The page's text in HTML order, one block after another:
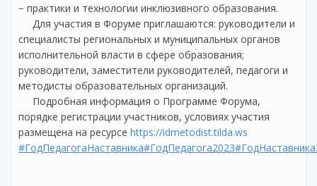
− практики и технологии инклюзивного образования.
Для участия в Форуме приглашаются: руководители и
специалисты региональных и муниципальных органов
исполнительной власти в сфере образования;
руководители, заместители руководителей, педагоги и
методисты образовательных организаций.
Подробная информация о Программе Форума,
порядке регистрации участников, условиях участия
размещена на ресурсе https://idmetodist.tilda.ws
#ГодПедагогаНаставника#ГодПедагога2023